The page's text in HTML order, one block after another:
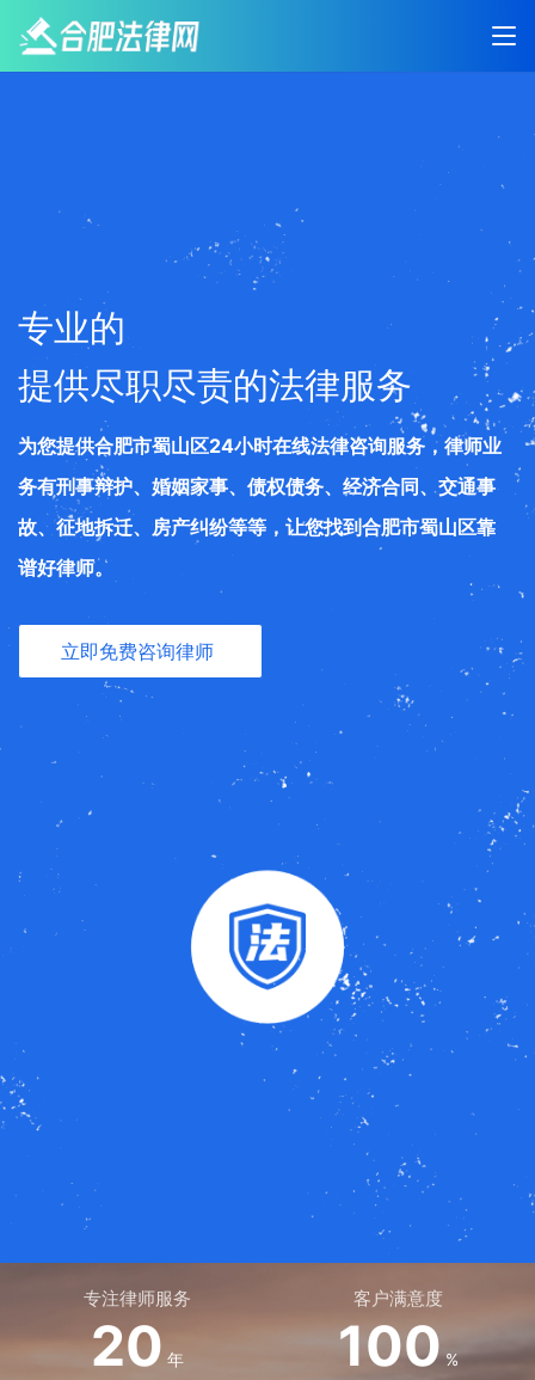
专业的
提供尽职尽责的法律服务
为您提供合肥市蜀山区24小时在线法律咨询服务，律师业
务有刑事辩护、婚姻家事、债权债务、经济合同、交通事
故、征地拆迁、房产纠纷等等，让您找到合肥市蜀山区靠
谱好律师。
立即免费咨询律师
专注律师服务
20 年
客户满意度
100%